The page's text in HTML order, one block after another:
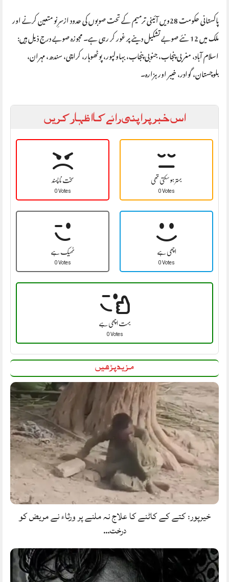
پاکستانی حکومت 28ویں آئینی ترمیم کے تحت صوبوں کی حدود ازسرِنو متعین کرنے اور
ملک میں 12 نئے صوبے تشکیل دینے پر غور کر رہی ہے۔ مجوزہ صوبے درج ذیل ہیں:
اسلام آباد، مغربی پنجاب، جنوبی پنجاب، بہاولپور، پوٹھوہار، کراچی، سندھ، مہران،
بلوچستان، گوادر، خیبر اور ہزارہ۔
اس خبر پر اپنی رائے کا اظہار کریں
سخت نا پسند
0 Votes
بہتر ہو سکتی تھی
0 Votes
ٹھیک ہے
0 Votes
اچھی ہے
0 Votes
بہت اچھی ہے
0 Votes
مزید پڑھیں
خیرپور: کتے کے کاٹنے کا علاج نہ ملنے پر ورثاء نے مریض کو
درخت…